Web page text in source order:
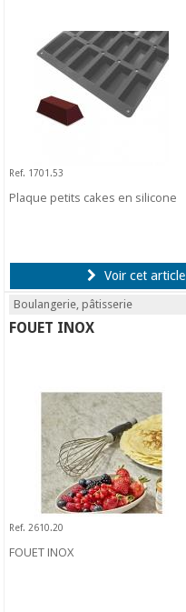
Ref. 1701.53
Plaque petits cakes en silicone
Voir cet article
Boulangerie, pâtisserie
FOUET INOX
Ref. 2610.20
FOUET INOX